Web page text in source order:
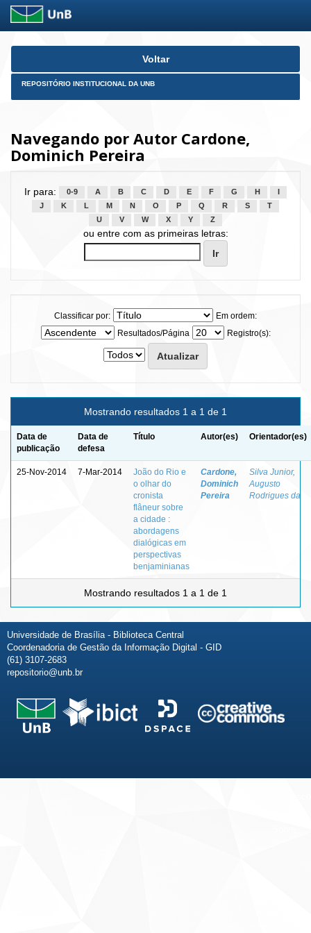
Skip
Voltar
REPOSITÓRIO INSTITUCIONAL DA UNB
Navegando por Autor Cardone,
Dominich Pereira
Ir para: 0-9 A B C D E F G H
J
K L M N O P Q R S
T
U
V W X Y Z
ou entre com as primeiras letras:
Classificar por:
Em ordem:
Resultados/Página
Registro(s):
Mostrando resultados 1 a 1 de 1
Data de
publicação
Data de
defesa
Título Autor(es) Orientador(es)
25-Nov-2014 7-Mar-2014
João do Rio e
o olhar do
cronista
flâneur sobre
a cidade :
abordagens
dialógicas em
perspectivas
benjaminianas
Cardone,
Dominich
Pereira
Silva Junior,
Augusto
Rodrigues da
Mostrando resultados 1 a 1 de 1
Universidade de Brasília - Biblioteca Central
Coordenadoria de Gestão da Informação Digital - GID
(61) 3107-2683
repositorio@unb.br